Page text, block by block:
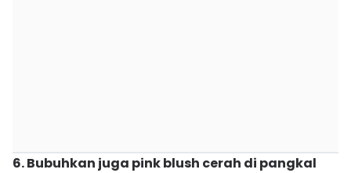
6. Bubuhkan juga pink blush cerah di pangkal